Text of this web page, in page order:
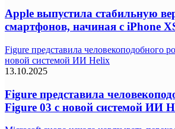
Apple выпустила стабильную
смартфонов, начиная с iPhone
Figure представила человекоподобного
новой системой ИИ Helix
13.10.2025
Figure представила
Figure 03 с новой системой ИИ